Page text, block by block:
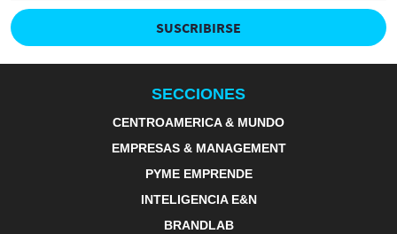
SUSCRIBIRSE
SECCIONES
CENTROAMERICA & MUNDO
EMPRESAS & MANAGEMENT
PYME EMPRENDE
INTELIGENCIA E&N
BRANDLAB